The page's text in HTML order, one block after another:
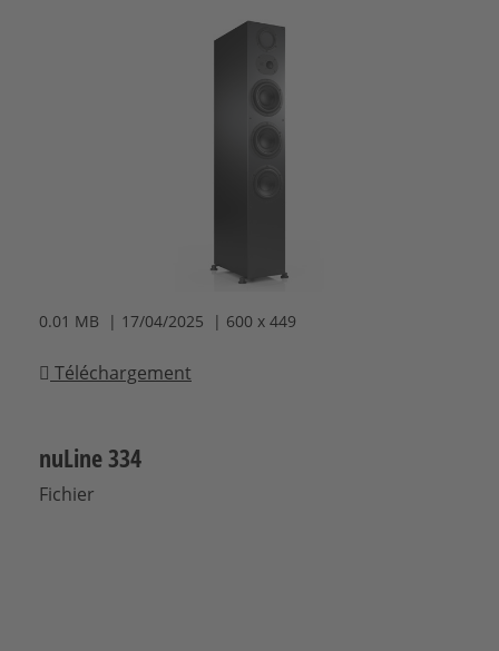
0.01 MB | 17/04/2025 | 600 x 449
Téléchargement
nuLine 334
Fichier